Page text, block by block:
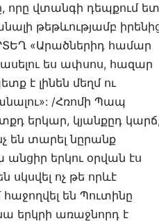
որը վտանգի դեպքում ետ
թեթևությամբ
«Արածներիդ համար
ես ափսոս, հազար
է լինեն մեղմ ու
/Հռոմի Պապ
երկար, կյանքըդ
են տարել նըրանք
երկու օրվան էս
ոչ թե որևէ
են Պուտինը
երկրի առաջնորդ է